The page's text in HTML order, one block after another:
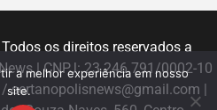
os direitos reservados a
| CNPJ: 23.246.791/0002-10
sertanopolisnews@gmail.com |
a melhor experiência em nosso
site.